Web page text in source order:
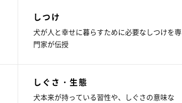
しつけ
犬が人と幸せに暮らすために必要なしつけを専
門家が伝授
しぐさ・生態
犬本来が持っている習性や、しぐさの意味な